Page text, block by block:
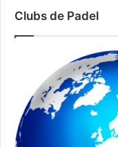
Clubs de Padel